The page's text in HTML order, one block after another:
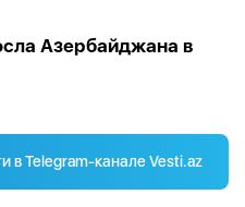
Азербайджана в
в Telegram-канале Vesti.az